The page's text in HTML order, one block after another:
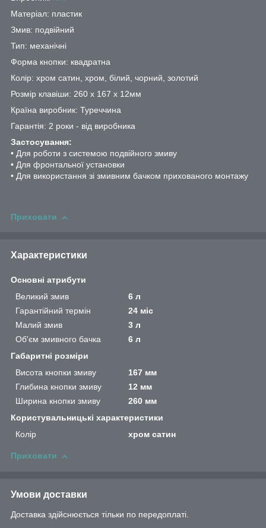
Матеріал: пластик
Змив: подвійний
Тип: механічні
Форма кнопки: квадратна
Колір: хром сатин, хром, білий, чорний, золотий
Розмір клавіши: 260 х 167 х 12мм
Країна виробник: Туреччина
Гарантія: 2 роки - від виробника
Застосування:
• Для роботи з системою подвійного змиву
• Для фронтальної установки
• Для використання зі змивним бачком прихованого монтажу
Приховати
Характеристики
Основні атрибути
Великий змив
6 л
Гарантійний термін
24 міс
Малий змив
3 л
Об'єм змивного бачка
6 л
Габаритні розміри
Висота кнопки змиву
167 мм
Глибина кнопки змиву
12 мм
Ширина кнопки змиву
260 мм
Користувальницькі характеристики
Колір
хром сатин
Приховати
Умови доставки
Доставка здійснюється тільки по передоплаті.